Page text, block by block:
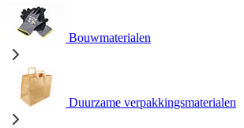
Bouwmaterialen
Duurzame verpakkingsmaterialen